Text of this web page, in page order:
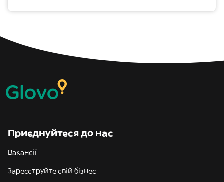
Приєднуйтеся до нас
Вакансії
Зареєструйте свій бізнес